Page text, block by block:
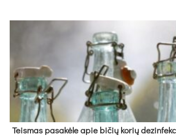
Teis­mas pa­sa­kė­le apie bi­čių ko­rių